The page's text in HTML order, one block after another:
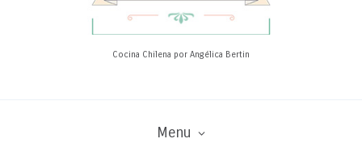
Cocina Chilena por Angélica Bertin
Menu